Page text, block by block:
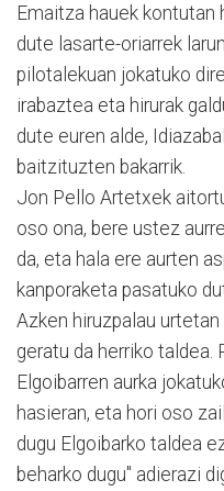
Emaitza hauek kontutan
dute lasarte-oriarrek
pilotalekuan jokatuko
irabaztea eta hirurak
dute euren alde,
baitzituzten bakarrik.
Jon Pello Artetxek
oso ona, bere ustez
da, eta hala ere aurten
kanporaketa pasatuko
Azken hiruzpalau
geratu da herriko taldea.
Elgoibarren aurka
hasieran, eta hori oso
dugu Elgoibarko taldea
beharko dugu" adierazi